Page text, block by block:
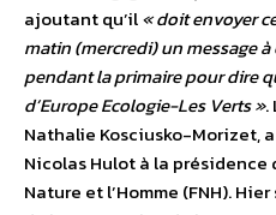
ajoutant qu’il« doit envoyer
matin (mercredi) un message
pendant la primaire pour dire
d’Europe Ecologie-Les Verts ».
Nathalie Kosciusko-Morizet,
Nicolas Hulot à la présidence
Nature et l’Homme (FNH).